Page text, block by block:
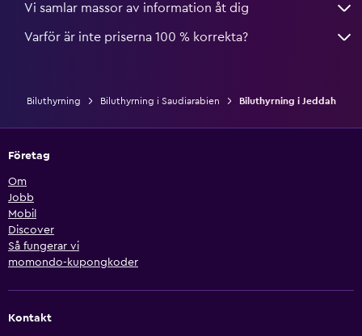
Vi samlar massor av information åt dig
Varför är inte priserna 100 % korrekta?
Biluthyrning Biluthyrning i Saudiarabien Biluthyrning i Jeddah
Företag
Om
Jobb
Mobil
Discover
Så fungerar vi
momondo-kupongkoder
Kontakt